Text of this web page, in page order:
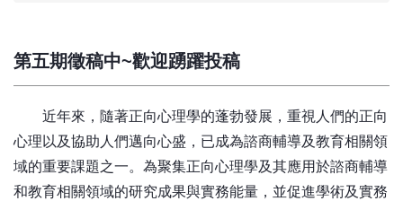
第五期徵稿中~歡迎踴躍投稿
近年來，隨著正向心理學的蓬勃發展，重視人們的正向
心理以及協助人們邁向心盛，已成為諮商輔導及教育相關領
域的重要課題之一。為聚集正向心理學及其應用於諮商輔導
和教育相關領域的研究成果與實務能量，並促進學術及實務